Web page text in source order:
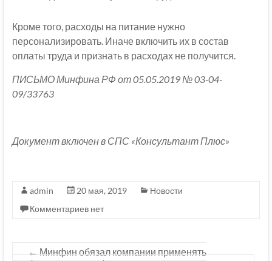
Кроме того, расходы на питание нужно
персонализировать. Иначе включить их в состав
оплаты труда и признать в расходах не получится.
ПИСЬМО Минфина РФ от 05.05.2019 № 03-04-
09/33763
Документ включен в СПС «Консультант Плюс»
admin 20 мая, 2019
Новости
Комментариев нет
← Минфин обязал компании применять